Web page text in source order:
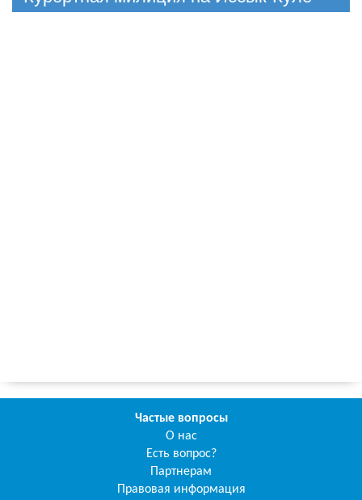
Частые вопросы
О нас
Есть вопрос?
Партнерам
Правовая информация